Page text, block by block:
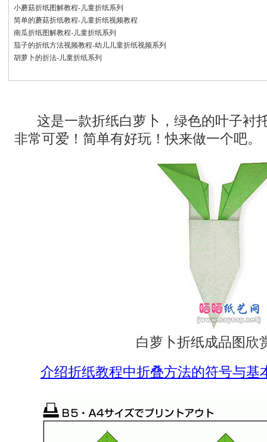
小蘑菇折纸图解教程-儿童折纸系列
简单的蘑菇折纸教程-儿童折纸视频教程
南瓜折纸图解教程-儿童折纸系列
茄子的折纸方法视频教程-幼儿儿童折纸视频系列
胡萝卜的折法-儿童折纸系列
这是一款折纸白萝卜，绿色的叶子衬
非常可爱！简单有好玩！快来做一个吧。
白萝卜折纸成品图欣
介绍折纸教程中折叠方法的符号与基